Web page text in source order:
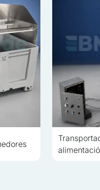
mis preferencias